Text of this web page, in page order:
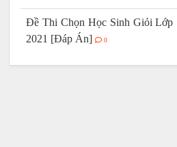
Đề Thi Chọn Học Sinh Giỏi Lớp
2021 [Đáp Án]
0